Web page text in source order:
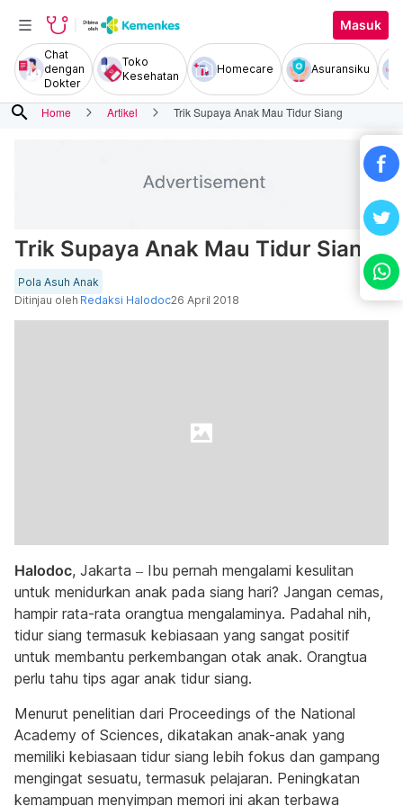
Masuk
Chat
dengan
Dokter
Toko
Kesehatan
Homecare Asuransiku
search Home Artikel Trik Supaya Anak Mau Tidur Siang
Trik Supaya Anak Mau Tidur Siang
Pola Asuh Anak
Ditinjau oleh Redaksi Halodoc26 April 2018
Halodoc, Jakarta – Ibu pernah mengalami kesulitan
untuk menidurkan anak pada siang hari? Jangan cemas,
hampir rata-rata orangtua mengalaminya. Padahal nih,
tidur siang termasuk kebiasaan yang sangat positif
untuk membantu perkembangan otak anak. Orangtua
perlu tahu tips agar anak tidur siang.
Menurut penelitian dari Proceedings of the National
Academy of Sciences, dikatakan anak-anak yang
memiliki kebiasaan tidur siang lebih fokus dan gampang
mengingat sesuatu, termasuk pelajaran. Peningkatan
kemampuan menyimpan memori ini akan terbawa